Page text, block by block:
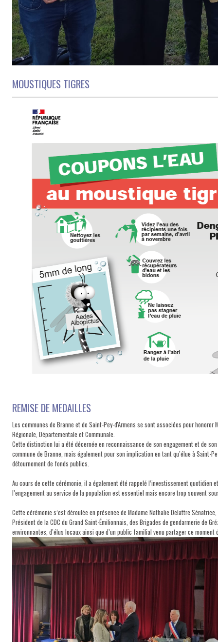
MOUSTIQUES TIGRES
REMISE DE MEDAILLES
Les communes de Branne et de Saint-Pey-d'Armens se sont associées pour
Régionale, Départementale et Communale.
Cette distinction lui a été décernée en reconnaissance de son engagement et de
commune de Branne, mais également pour son implication en tant qu’élue à Saint-
détournement de fonds publics.
Au cours de cette cérémonie, il a également été rappelé l’investissement
l’engagement au service de la population est essentiel mais encore trop souvent
Cette cérémonie s’est déroulée en présence de Madame Nathalie Delattre
Président de la CDC du Grand Saint-Émilionnais, des Brigades de gendarmerie de
environnantes, d’élus locaux ainsi que d’un public familial venu partager ce moment